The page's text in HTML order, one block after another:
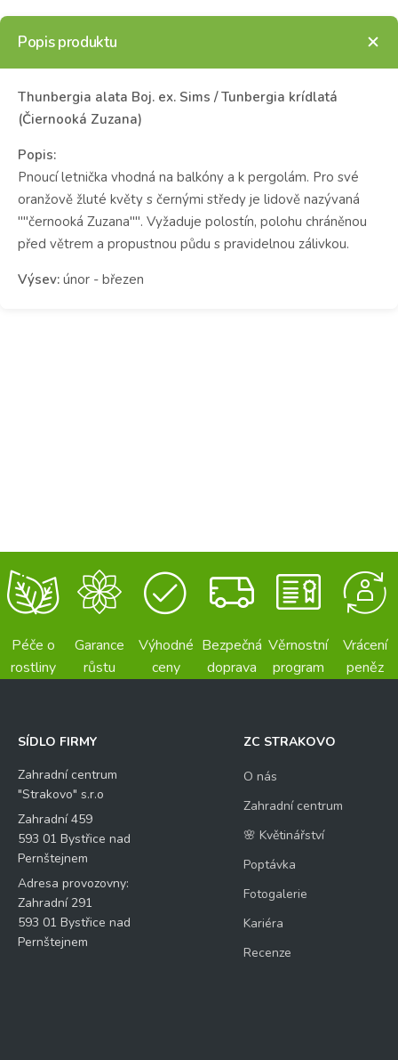
Popis produktu
Thunbergia alata Boj. ex. Sims / Tunbergia krídlatá
(Čiernooká Zuzana)
Popis:
Pnoucí letnička vhodná na balkóny a k pergolám. Pro své
oranžově žluté květy s černými středy je lidově nazývaná
""černooká Zuzana"". Vyžaduje polostín, polohu chráněnou
před větrem a propustnou půdu s pravidelnou zálivkou.
Výsev: únor - březen
Péče o
rostliny
Garance
růstu
Výhodné
ceny
Bezpečná
doprava
Věrnostní
program
Vrácení
peněz
SÍDLO FIRMY
Zahradní centrum
"Strakovo" s.r.o
Zahradní 459
593 01 Bystřice nad
Pernštejnem
Adresa provozovny:
Zahradní 291
593 01 Bystřice nad
Pernštejnem
ZC STRAKOVO
O nás
Zahradní centrum
🌸 Květinářství
Poptávka
Fotogalerie
Kariéra
Recenze